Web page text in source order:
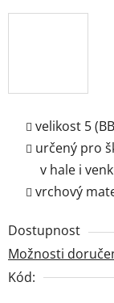
velikost 5
určený pro
v hale i
vrchový
Dostupnost
Možnosti
Kód: